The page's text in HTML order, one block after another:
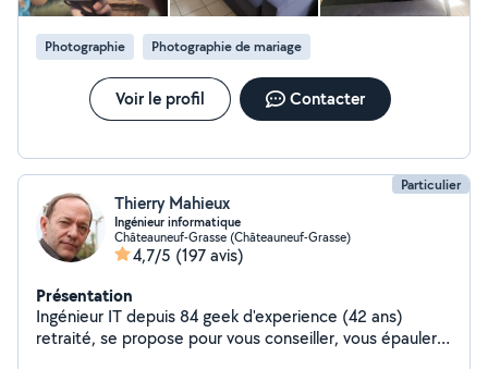
Photographie Photographie de mariage
Voir le profil Contacter
Particulier
Thierry Mahieux
Ingénieur informatique
Châteauneuf-Grasse (Châteauneuf-Grasse)
4,7/5 (197 avis)
Présentation
Ingénieur IT depuis 84 geek d'experience (42 ans)
retraité, se propose pour vous conseiller, vous épauler ,